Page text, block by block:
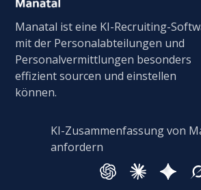
Manatal ist eine KI-Recruiting-
mit der Personalabteilungen und
Personalvermittlungen besonders
effizient sourcen und einstellen
können.
KI-Zusammenfassung von
anfordern